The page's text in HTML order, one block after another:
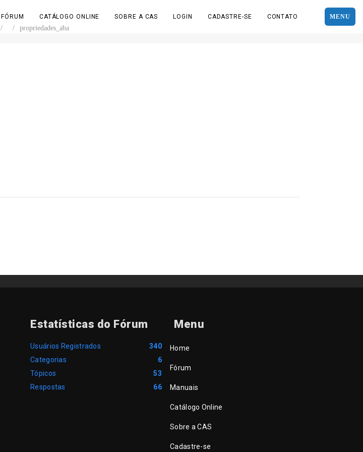
MENU
FÓRUM CATÁLOGO ONLINE SOBRE A CAS LOGIN CADASTRE-SE CONTATO
/ / propriedades_aba
Estatísticas do Fórum
Usuários Registrados
340
Categorias
6
Tópicos
53
Respostas
66
Menu
Home
Fórum
Manuais
Catálogo Online
Sobre a CAS
Cadastre-se